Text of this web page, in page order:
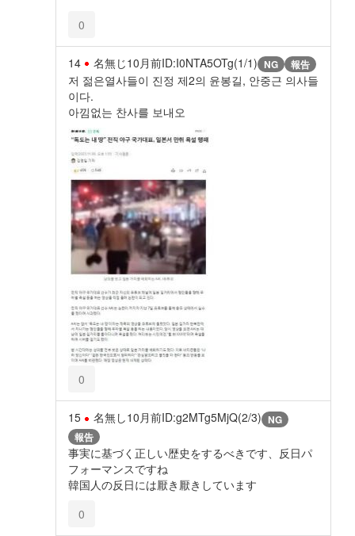
0
14 名無じ10月前ID:I0NTA5OTg(1/1) NG 報告
저 젊은열사들이 진정 제2의 윤봉길, 안중근 의사들
이다.
아낌없는 찬사를 보내오
0
15 名無し10月前ID:g2MTg5MjQ(2/3) NG
報告
事実に基づく正しい歴史をするべきです、反日パ
フォーマンスですね
韓国人の反日には厭き厭きしています
0